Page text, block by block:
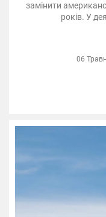
замінити
років. У
06